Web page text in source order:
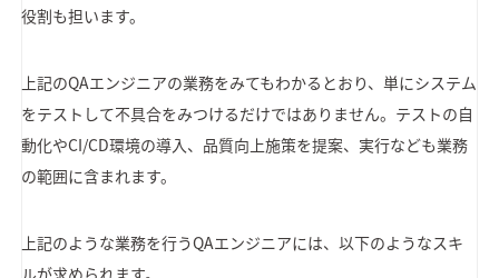
役割も担います。
上記のQAエンジニアの業務をみてもわかるとおり、単にシステム
をテストして不具合をみつけるだけではありません。テストの自
動化やCI/CD環境の導入、品質向上施策を提案、実行なども業務
の範囲に含まれます。
上記のような業務を行うQAエンジニアには、以下のようなスキ